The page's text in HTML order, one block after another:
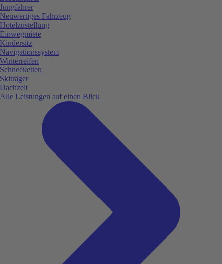
Jungfahrer
Neuwertiges Fahrzeug
Hotelzustellung
Einwegmiete
Kindersitz
Navigationssystem
Winterreifen
Schneeketten
Skiträger
Dachzelt
Alle Leistungen auf einen Blick